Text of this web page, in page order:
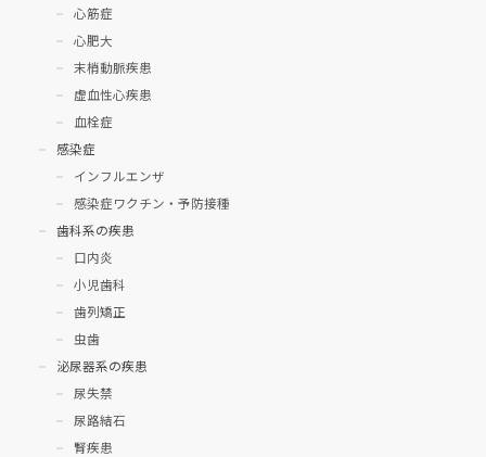
心筋症
心肥大
末梢動脈疾患
虚血性心疾患
血栓症
感染症
インフルエンザ
感染症ワクチン・予防接種
歯科系の疾患
口内炎
小児歯科
歯列矯正
虫歯
泌尿器系の疾患
尿失禁
尿路結石
腎疾患